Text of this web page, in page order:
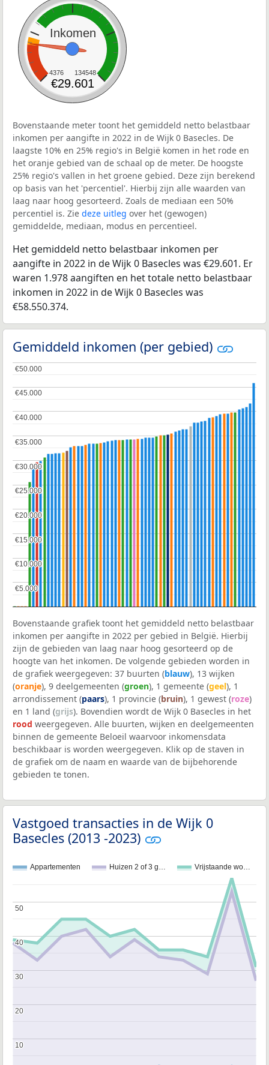
Inkomen
4376 134548
€29.601
Bovenstaande meter toont het gemiddeld netto belastbaar
inkomen per aangifte in 2022 in de Wijk 0 Basecles. De
laagste 10% en 25% regio's in België komen in het rode en
het oranje gebied van de schaal op de meter. De hoogste
25% regio's vallen in het groene gebied. Deze zijn berekend
op basis van het 'percentiel'. Hierbij zijn alle waarden van
laag naar hoog gesorteerd. Zoals de mediaan een 50%
percentiel is. Zie deze uitleg over het (gewogen)
gemiddelde, mediaan, modus en percentieel.
Het gemiddeld netto belastbaar inkomen per
aangifte in 2022 in de Wijk 0 Basecles was €29.601. Er
waren 1.978 aangiften en het totale netto belastbaar
inkomen in 2022 in de Wijk 0 Basecles was
€58.550.374.
Gemiddeld inkomen (per gebied)
€5.000
€5.000
€10.000
€10.000
€15.000
€15.000
€20.000
€20.000
€25.000
€25.000
€30.000
€30.000
€35.000
€35.000
€40.000
€40.000
€45.000
€45.000
€50.000
€50.000
Bovenstaande grafiek toont het gemiddeld netto belastbaar
inkomen per aangifte in 2022 per gebied in België. Hierbij
zijn de gebieden van laag naar hoog gesorteerd op de
hoogte van het inkomen. De volgende gebieden worden in
de grafiek weergegeven: 37 buurten (blauw), 13 wijken
(oranje), 9 deelgemeenten (groen), 1 gemeente (geel), 1
arrondissement (paars), 1 provincie (bruin), 1 gewest (roze)
en 1 land (grijs). Bovendien wordt de Wijk 0 Basecles in het
rood weergegeven. Alle buurten, wijken en deelgemeenten
binnen de gemeente Beloeil waarvoor inkomensdata
beschikbaar is worden weergegeven. Klik op de staven in
de grafiek om de naam en waarde van de bijbehorende
gebieden te tonen.
Vastgoed transacties in de Wijk 0
Basecles (2013 -2023)
Appartementen Huizen 2 of 3 g… Vrijstaande wo…
10
10
20
20
30
30
40
40
50
50